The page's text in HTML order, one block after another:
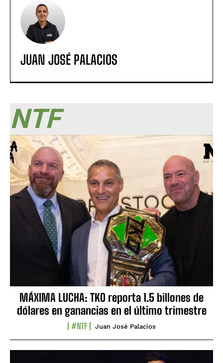
JUAN JOSÉ PALACIOS
NTF
MÁXIMA LUCHA: TKO reporta 1.5 billones de
dólares en ganancias en el último trimestre
#NTF Juan José Palacios